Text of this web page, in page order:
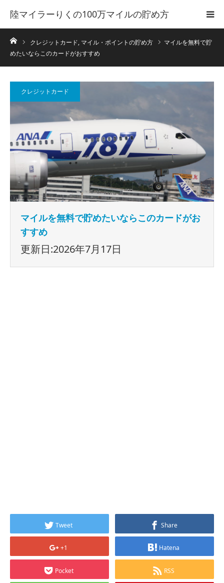
陸マイラーりくの100万マイルの貯め方
ホームクレジットカード, マイル・ポイントの貯め方
マイルを無料で貯
めたいならこのカードがおすすめ
クレジットカード
マイルを無料で貯めたいならこのカードがお
すすめ
更新日:2026年7月17日
Tweet Share
+1 Hatena
Pocket RSS